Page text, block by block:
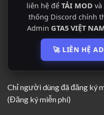
liên hệ để TẢI MOD
thống Discord chính
Admin GTA5 VIỆT
🚀 LIÊN HỆ
Chỉ người dùng đã đăng ký
(Đăng ký miễn phí)